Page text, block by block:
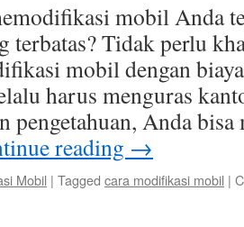
mobil Anda
terbatas? Tidak perlu
mobil dengan
harus menguras
pengetahuan, Anda
reading →
Mobil | Tagged cara modifikasi mobil |